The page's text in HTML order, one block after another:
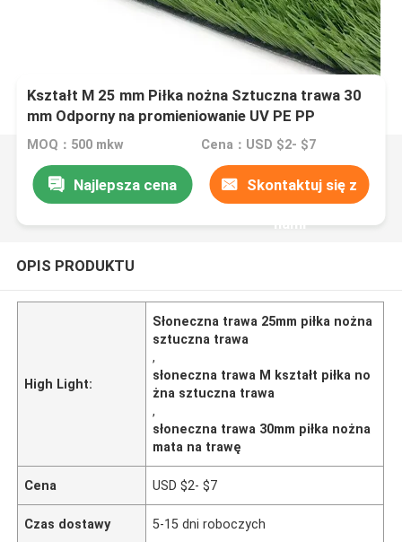
Kształt M 25 mm Piłka nożna Sztuczna trawa 30
mm Odporny na promieniowanie UV PE PP
MOQ：500 mkw Cena：USD $2- $7
Najlepsza cena Skontaktuj się z
nami
OPIS PRODUKTU
High Light:
Słoneczna trawa 25mm piłka nożna
sztuczna trawa
,
słoneczna trawa M kształt piłka no
żna sztuczna trawa
,
słoneczna trawa 30mm piłka nożna
mata na trawę
Cena USD $2- $7
Czas dostawy 5-15 dni roboczych